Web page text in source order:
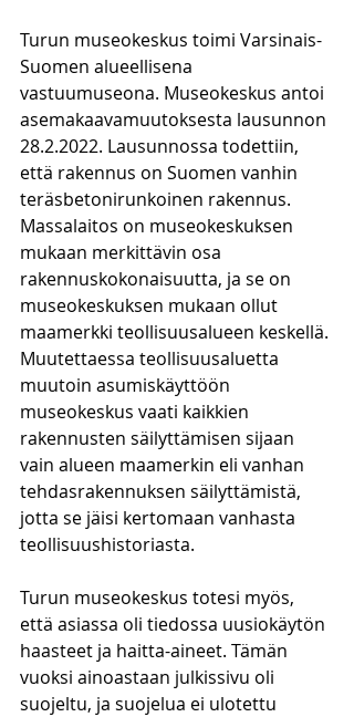
Turun museokeskus toimi Varsinais-
Suomen alueellisena
vastuumuseona. Museokeskus antoi
asemakaavamuutoksesta lausunnon
28.2.2022. Lausunnossa todettiin,
että rakennus on Suomen vanhin
teräsbetonirunkoinen rakennus.
Massalaitos on museokeskuksen
mukaan merkittävin osa
rakennuskokonaisuutta, ja se on
museokeskuksen mukaan ollut
maamerkki teollisuusalueen keskellä.
Muutettaessa teollisuusaluetta
muutoin asumiskäyttöön
museokeskus vaati kaikkien
rakennusten säilyttämisen sijaan
vain alueen maamerkin eli vanhan
tehdasrakennuksen säilyttämistä,
jotta se jäisi kertomaan vanhasta
teollisuushistoriasta.
Turun museokeskus totesi myös,
että asiassa oli tiedossa uusiokäytön
haasteet ja haitta-aineet. Tämän
vuoksi ainoastaan julkissivu oli
suojeltu, ja suojelua ei ulotettu